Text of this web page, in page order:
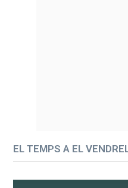
EL TEMPS A EL